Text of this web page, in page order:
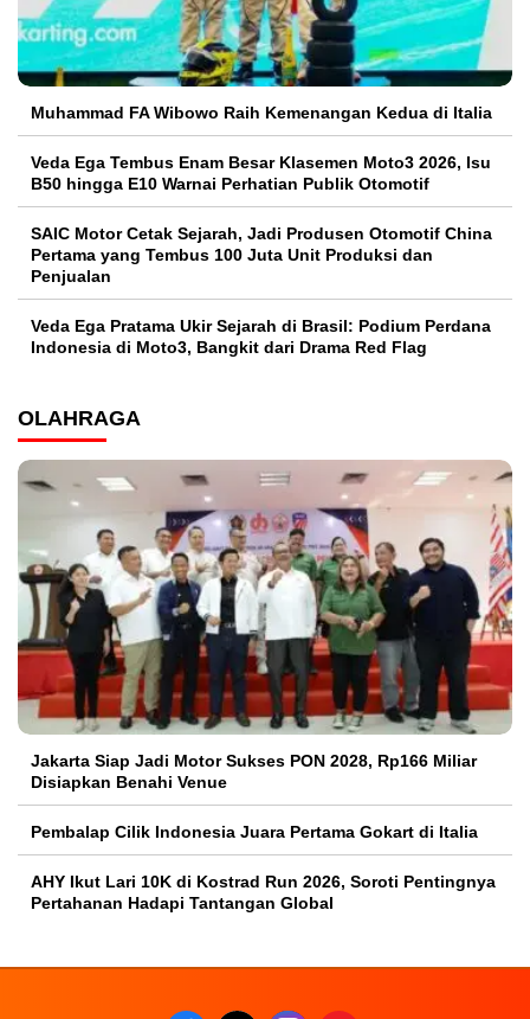
Muhammad FA Wibowo Raih Kemenangan Kedua di Italia
Veda Ega Tembus Enam Besar Klasemen Moto3 2026, Isu
B50 hingga E10 Warnai Perhatian Publik Otomotif
SAIC Motor Cetak Sejarah, Jadi Produsen Otomotif China
Pertama yang Tembus 100 Juta Unit Produksi dan
Penjualan
Veda Ega Pratama Ukir Sejarah di Brasil: Podium Perdana
Indonesia di Moto3, Bangkit dari Drama Red Flag
OLAHRAGA
Jakarta Siap Jadi Motor Sukses PON 2028, Rp166 Miliar
Disiapkan Benahi Venue
Pembalap Cilik Indonesia Juara Pertama Gokart di Italia
AHY Ikut Lari 10K di Kostrad Run 2026, Soroti Pentingnya
Pertahanan Hadapi Tantangan Global